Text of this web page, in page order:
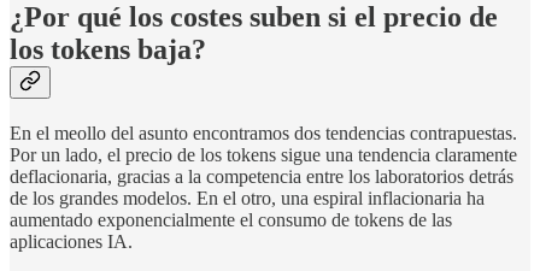
¿Por qué los costes suben si el precio de
los tokens baja?
En el meollo del asunto encontramos dos tendencias contrapuestas.
Por un lado, el precio de los tokens sigue una tendencia claramente
deflacionaria, gracias a la competencia entre los laboratorios detrás
de los grandes modelos. En el otro, una espiral inflacionaria ha
aumentado exponencialmente el consumo de tokens de las
aplicaciones IA.